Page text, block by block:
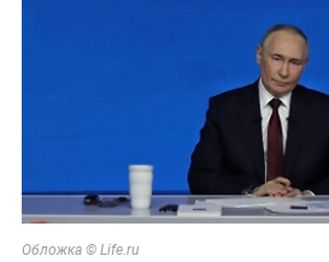
Обложка © Life.ru